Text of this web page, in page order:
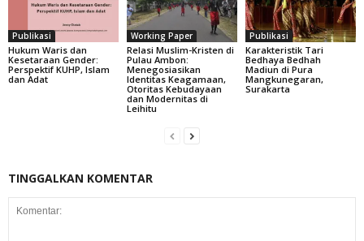
Publikasi
Hukum Waris dan
Kesetaraan Gender:
Perspektif KUHP, Islam
dan Adat
Working Paper
Relasi Muslim-Kristen di
Pulau Ambon:
Menegosiasikan
Identitas Keagamaan,
Otoritas Kebudayaan
dan Modernitas di
Leihitu
Publikasi
Karakteristik Tari
Bedhaya Bedhah
Madiun di Pura
Mangkunegaran,
Surakarta
TINGGALKAN KOMENTAR